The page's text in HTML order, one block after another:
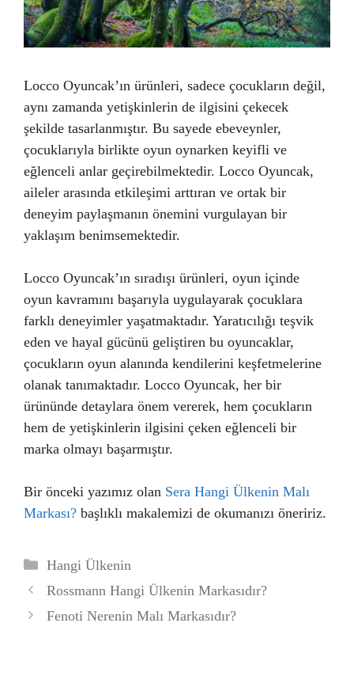
Locco Oyuncak’ın ürünleri, sadece çocukların değil,
aynı zamanda yetişkinlerin de ilgisini çekecek
şekilde tasarlanmıştır. Bu sayede ebeveynler,
çocuklarıyla birlikte oyun oynarken keyifli ve
eğlenceli anlar geçirebilmektedir. Locco Oyuncak,
aileler arasında etkileşimi arttıran ve ortak bir
deneyim paylaşmanın önemini vurgulayan bir
yaklaşım benimsemektedir.
Locco Oyuncak’ın sıradışı ürünleri, oyun içinde
oyun kavramını başarıyla uygulayarak çocuklara
farklı deneyimler yaşatmaktadır. Yaratıcılığı teşvik
eden ve hayal gücünü geliştiren bu oyuncaklar,
çocukların oyun alanında kendilerini keşfetmelerine
olanak tanımaktadır. Locco Oyuncak, her bir
ürününde detaylara önem vererek, hem çocukların
hem de yetişkinlerin ilgisini çeken eğlenceli bir
marka olmayı başarmıştır.
Bir önceki yazımız olan Sera Hangi Ülkenin Malı
Markası? başlıklı makalemizi de okumanızı öneririz.
Kategoriler
Hangi Ülkenin
Rossmann Hangi Ülkenin Markasıdır?
Fenoti Nerenin Malı Markasıdır?